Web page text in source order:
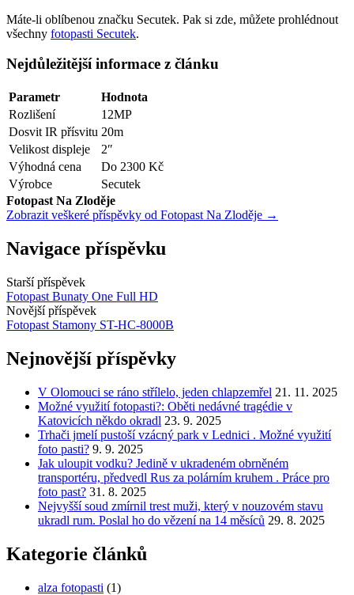
Máte-li oblíbenou značku Secutek. Pak si zde, můžete prohlédnout
všechny fotopasti Secutek.
Nejdůležitější informace z článku
Parametr
Hodnota
Rozlišení
12MP
Dosvit IR přísvitu 20m
Velikost displeje
2″
Výhodná cena
Do 2300 Kč
Výrobce
Secutek
Fotopast Na Zloděje
Zobrazit veškeré příspěvky od Fotopast Na Zloděje →
Navigace příspěvku
Starší příspěvek
Fotopast Bunaty One Full HD
Novější příspěvek
Fotopast Stamony ST-HC-8000B
Nejnovější příspěvky
V Olomouci se ráno střílelo, jeden chlapzemřel 21. 11. 2025
Možné využití fotopasti?: Oběti nedávné tragédie v
Katovicích někdo okradl 23. 9. 2025
Trhači jmelí pustoší vzácný park v Lednici . Možné využití
foto pasti? 9. 9. 2025
Jak uloupit vodku? Jedině v ukradeném obrněném
transportéru, předvedl Rus za polárním kruhem . Práce pro
foto past? 31. 8. 2025
Nejvyšší soud zmírnil trest muži, který v nouzovém stavu
ukradl rum. Poslal ho do vězení na 14 měsíců 29. 8. 2025
Kategorie článků
alza fotopasti (1)